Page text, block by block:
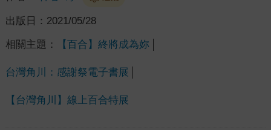
出版日： 2021/05/28
相關主題： 【百合】終將成為妳
台灣角川：感謝祭電子書展
【台灣角川】線上百合特展